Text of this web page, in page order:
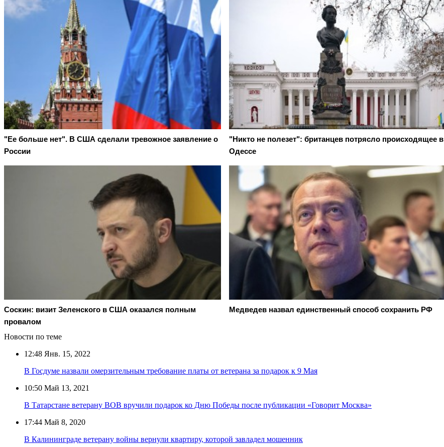
"Ее больше нет". В США сделали тревожное заявление о
России
"Никто не полезет": британцев потрясло происходящее в
Одессе
Соскин: визит Зеленского в США оказался полным
провалом
Медведев назвал единственный способ сохранить РФ
Новости по теме
12:48 Янв. 15, 2022
В Госдуме назвали омерзительным требование платы от ветерана за подарок к 9 Мая
10:50 Май 13, 2021
В Татарстане ветерану ВОВ вручили подарок ко Дню Победы после публикации «Говорит Москва»
17:44 Май 8, 2020
В Калининграде ветерану войны вернули квартиру, которой завладел мошенник